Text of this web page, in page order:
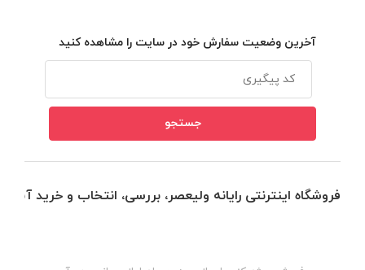
آخرین وضعیت سفارش خود در سایت را مشاهده کنید
فروشگاه اینترنتی رایانه ولیعصر، بررسی، انتخاب و خرید